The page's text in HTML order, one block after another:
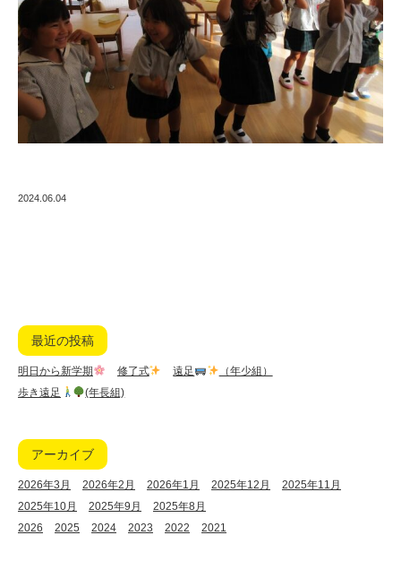
2024.06.04
最近の投稿
明日から新学期 修了式 遠足
（年少組）
歩き遠足
(年長組)
アーカイブ
2026年3月 2026年2月 2026年1月 2025年12月
2025年11月
2025年10月
2025年9月
2025年8月
2026
2025 2024 2023 2022 2021